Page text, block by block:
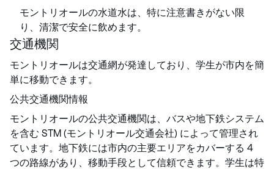
モントリオールの水道水は、特に注意書きがない限
り、清潔で安全に飲めます。
交通機関
モントリオールは交通網が発達しており、学生が市内を簡
単に移動できます。
公共交通機関情報
モントリオールの公共交通機関は、バスや地下鉄システム
を含む STM (モントリオール交通会社) によって管理され
ています。地下鉄には市内の主要エリアをカバーする 4
つの路線があり、移動手段として信頼できます。学生は特